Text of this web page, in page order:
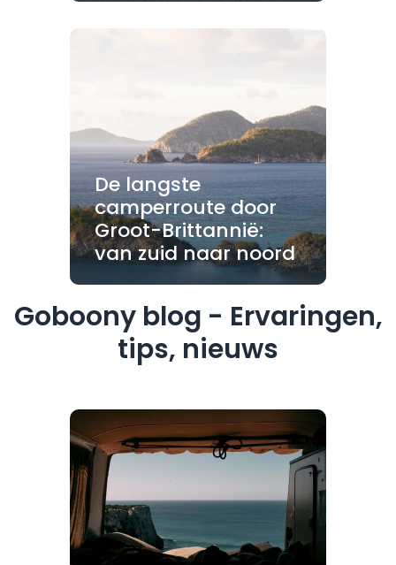
De langste
camperroute door
Groot-Brittannië:
van zuid naar noord
Goboony blog - Ervaringen,
tips, nieuws